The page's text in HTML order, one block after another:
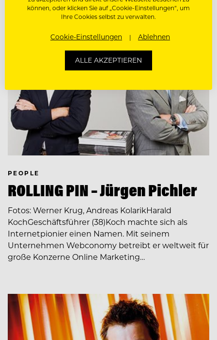
PEOPLE
ROLLING PIN – Jürgen Pichler
Fotos: Werner Krug, Andreas KolarikHarald
KochGeschäftsführer (38)Koch machte sich als
Internetpionier einen Namen. Mit seinem
Unternehmen Webconomy betreibt er weltweit für
große Konzerne Online Marketing…
können, oder klicken Sie auf „Cookie-Einstellungen“, um
Ihre Cookies selbst zu verwalten.
Cookie-Einstellungen Ablehnen
ALLE AKZEPTIEREN